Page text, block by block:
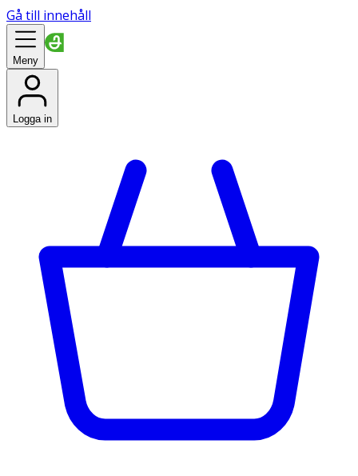
Gå till innehåll
Meny
Logga in